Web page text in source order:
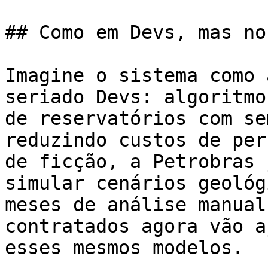
## Como em Devs, mas
Imagine o sistema
seriado Devs:
de reservatórios com
reduzindo custos de
de ficção, a Petrobras
simular cenários
meses de análise
contratados agora
esses mesmos modelos.